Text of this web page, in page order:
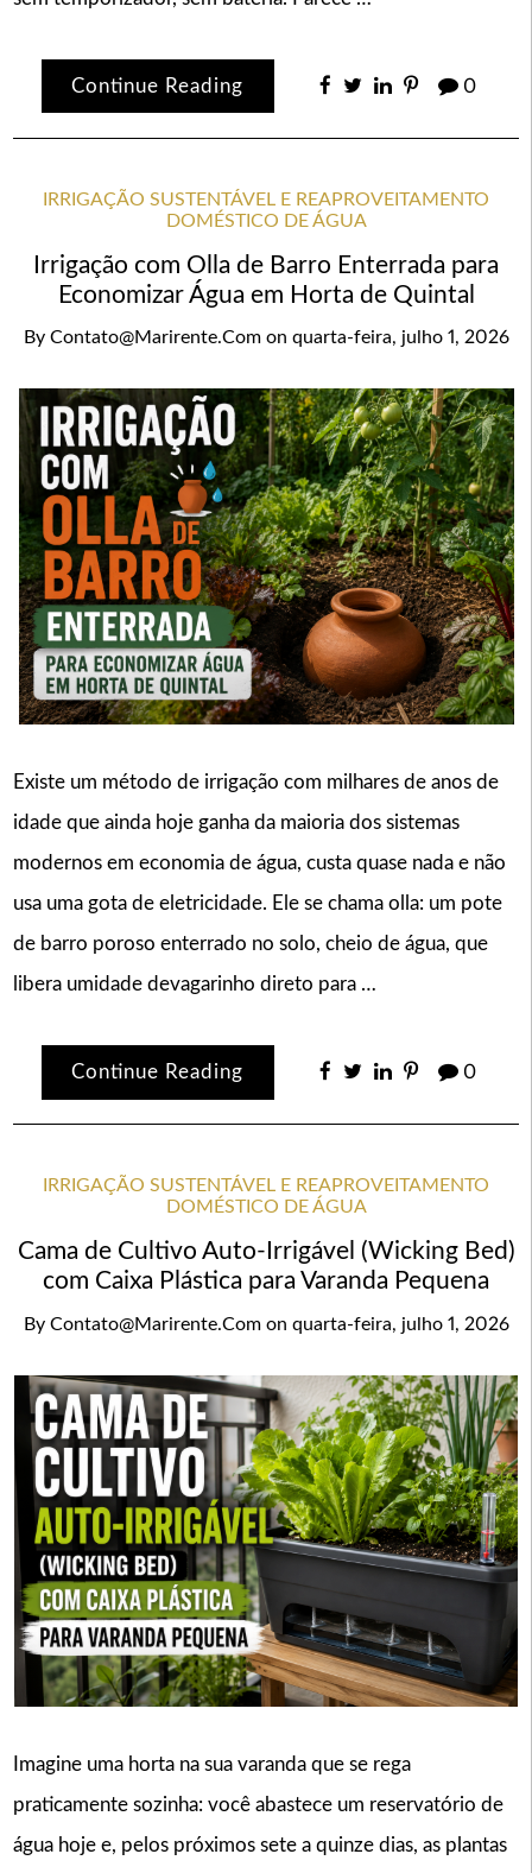
Continue Reading 0
IRRIGAÇÃO SUSTENTÁVEL E REAPROVEITAMENTO
DOMÉSTICO DE ÁGUA
Irrigação com Olla de Barro Enterrada para
Economizar Água em Horta de Quintal
By Contato@marirente.com on quarta-feira, julho 1, 2026
Existe um método de irrigação com milhares de anos de
idade que ainda hoje ganha da maioria dos sistemas
modernos em economia de água, custa quase nada e não
usa uma gota de eletricidade. Ele se chama olla: um pote
de barro poroso enterrado no solo, cheio de água, que
libera umidade devagarinho direto para …
Continue Reading 0
IRRIGAÇÃO SUSTENTÁVEL E REAPROVEITAMENTO
DOMÉSTICO DE ÁGUA
Cama de Cultivo Auto-Irrigável (Wicking Bed)
com Caixa Plástica para Varanda Pequena
By Contato@marirente.com on quarta-feira, julho 1, 2026
Imagine uma horta na sua varanda que se rega
praticamente sozinha: você abastece um reservatório de
água hoje e, pelos próximos sete a quinze dias, as plantas